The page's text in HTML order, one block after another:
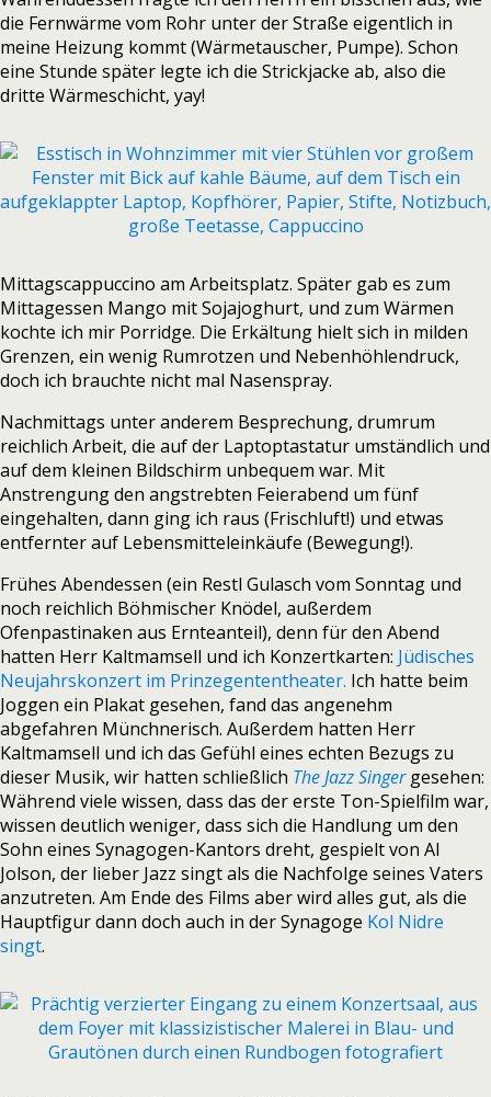
die Fernwärme vom Rohr unter der Straße eigentlich in
meine Heizung kommt (Wärmetauscher, Pumpe). Schon
eine Stunde später legte ich die Strickjacke ab, also die
dritte Wärmeschicht, yay!
Mittagscappuccino am Arbeitsplatz. Später gab es zum
Mittagessen Mango mit Sojajoghurt, und zum Wärmen
kochte ich mir Porridge. Die Erkältung hielt sich in milden
Grenzen, ein wenig Rumrotzen und Nebenhöhlendruck,
doch ich brauchte nicht mal Nasenspray.
Nachmittags unter anderem Besprechung, drumrum
reichlich Arbeit, die auf der Laptoptastatur umständlich und
auf dem kleinen Bildschirm unbequem war. Mit
Anstrengung den angstrebten Feierabend um fünf
eingehalten, dann ging ich raus (Frischluft!) und etwas
entfernter auf Lebensmitteleinkäufe (Bewegung!).
Frühes Abendessen (ein Restl Gulasch vom Sonntag und
noch reichlich Böhmischer Knödel, außerdem
Ofenpastinaken aus Ernteanteil), denn für den Abend
hatten Herr Kaltmamsell und ich Konzertkarten: Jüdisches
Neujahrskonzert im Prinzegententheater. Ich hatte beim
Joggen ein Plakat gesehen, fand das angenehm
abgefahren Münchnerisch. Außerdem hatten Herr
Kaltmamsell und ich das Gefühl eines echten Bezugs zu
dieser Musik, wir hatten schließlich The Jazz Singergesehen:
Während viele wissen, dass das der erste Ton-Spielfilm war,
wissen deutlich weniger, dass sich die Handlung um den
Sohn eines Synagogen-Kantors dreht, gespielt von Al
Jolson, der lieber Jazz singt als die Nachfolge seines Vaters
anzutreten. Am Ende des Films aber wird alles gut, als die
Hauptfigur dann doch auch in der Synagoge Kol Nidre
singt.